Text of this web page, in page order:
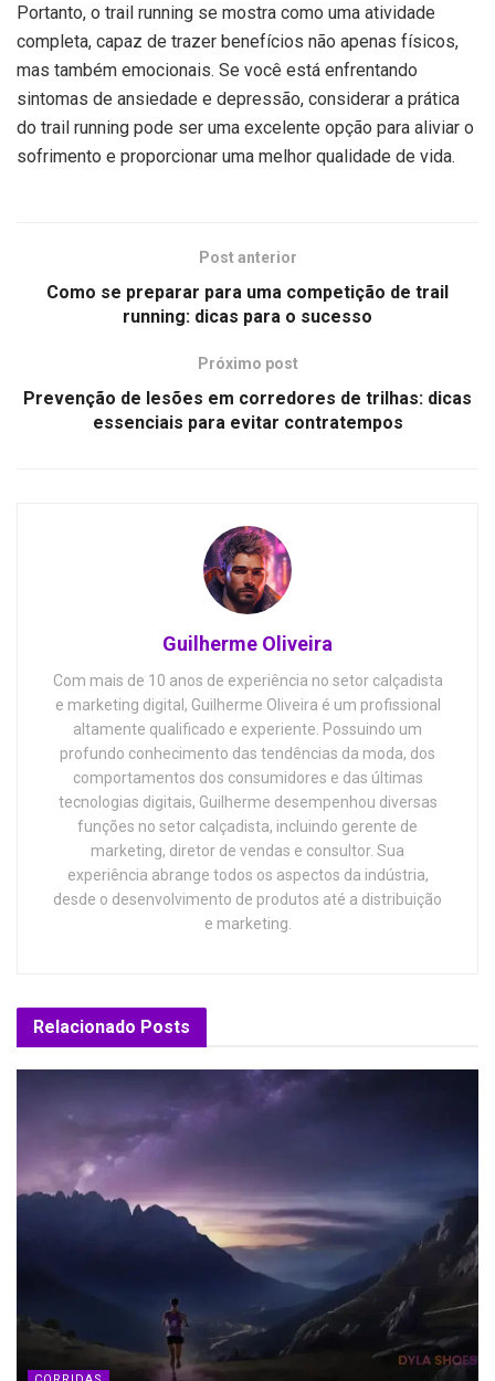
Portanto, o trail running se mostra como uma atividade
completa, capaz de trazer benefícios não apenas físicos,
mas também emocionais. Se você está enfrentando
sintomas de ansiedade e depressão, considerar a prática
do trail running pode ser uma excelente opção para aliviar o
sofrimento e proporcionar uma melhor qualidade de vida.
Post anterior
Como se preparar para uma competição de trail
running: dicas para o sucesso
Próximo post
Prevenção de lesões em corredores de trilhas: dicas
essenciais para evitar contratempos
Guilherme Oliveira
Com mais de 10 anos de experiência no setor calçadista
e marketing digital, Guilherme Oliveira é um profissional
altamente qualificado e experiente. Possuindo um
profundo conhecimento das tendências da moda, dos
comportamentos dos consumidores e das últimas
tecnologias digitais, Guilherme desempenhou diversas
funções no setor calçadista, incluindo gerente de
marketing, diretor de vendas e consultor. Sua
experiência abrange todos os aspectos da indústria,
desde o desenvolvimento de produtos até a distribuição
e marketing.
Relacionado Posts